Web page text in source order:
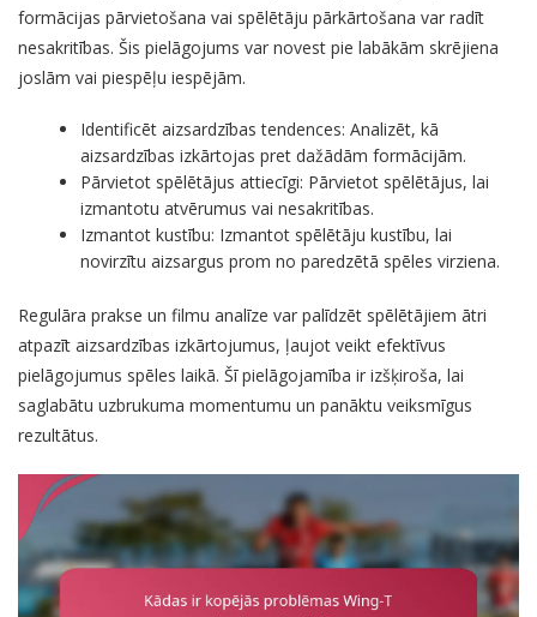
formācijas pārvietošana vai spēlētāju pārkārtošana var radīt
nesakritības. Šis pielāgojums var novest pie labākām skrējiena
joslām vai piespēļu iespējām.
Identificēt aizsardzības tendences: Analizēt, kā
aizsardzības izkārtojas pret dažādām formācijām.
Pārvietot spēlētājus attiecīgi: Pārvietot spēlētājus, lai
izmantotu atvērumus vai nesakritības.
Izmantot kustību: Izmantot spēlētāju kustību, lai
novirzītu aizsargus prom no paredzētā spēles virziena.
Regulāra prakse un filmu analīze var palīdzēt spēlētājiem ātri
atpazīt aizsardzības izkārtojumus, ļaujot veikt efektīvus
pielāgojumus spēles laikā. Šī pielāgojamība ir izšķiroša, lai
saglabātu uzbrukuma momentumu un panāktu veiksmīgus
rezultātus.